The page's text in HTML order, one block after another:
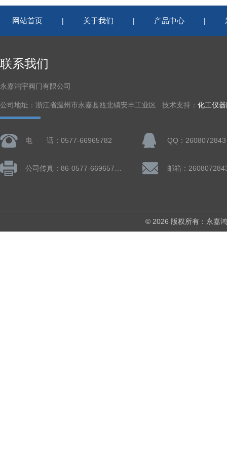
网站首页 | 关于我们 | 产品中心 |
联系我们
永嘉鸿宇阀门有限公司
公司地址：浙江省温州市永嘉县瓯北镇安丰工业区 技术支持： 化工仪
电 话：0577-66965782 QQ：2608072843
邮箱：
© 2026 版权所有：永嘉